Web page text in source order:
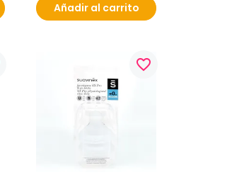
Añadir al carrito
favorite_border